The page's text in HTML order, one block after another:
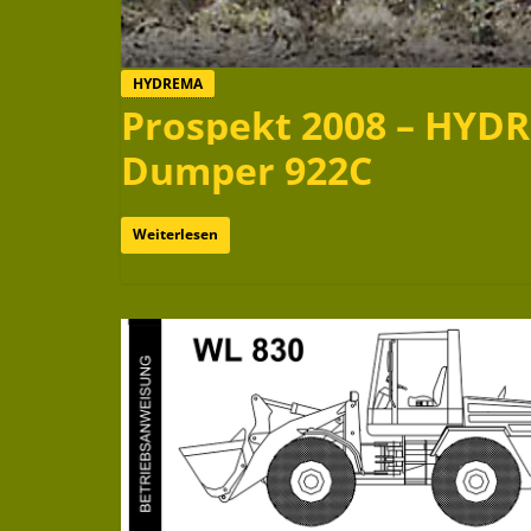
HYDREMA
Prospekt 2008 –
Dumper 922C
Weiterlesen